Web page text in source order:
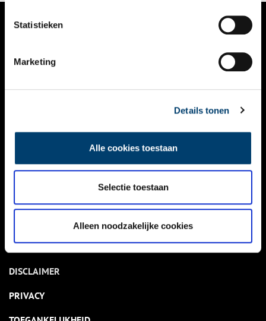
Statistieken
Marketing
Details tonen
Alle cookies toestaan
Selectie toestaan
Alleen noodzakelijke cookies
NIEUWS
KALENDER
ACTIVITEITEN
NIEUWSBRIEF
DISCLAIMER
PRIVACY